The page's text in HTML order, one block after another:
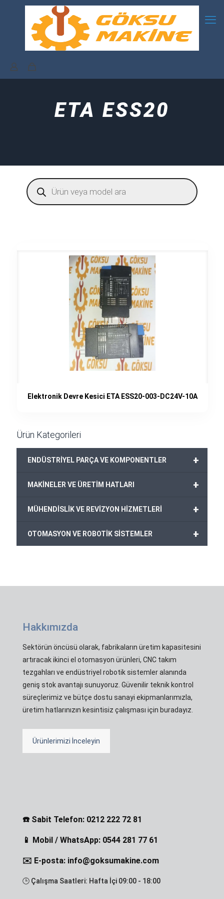
ETA ESS20
Products
search
Elektronik Devre Kesici ETA ESS20-003-DC24V-10A
Ürün Kategorileri
+
ENDÜSTRİYEL PARÇA VE KOMPONENTLER
+
MAKİNELER VE ÜRETİM HATLARI
+
MÜHENDİSLİK VE REVİZYON HİZMETLERİ
+
OTOMASYON VE ROBOTİK SİSTEMLER
Hakkımızda
Sektörün öncüsü olarak, fabrikaların üretim kapasitesini
artıracak ikinci el otomasyon ürünleri, CNC takım
tezgahları ve endüstriyel robotik sistemler alanında
geniş stok avantajı sunuyoruz. Güvenilir teknik kontrol
süreçlerimiz ve bütçe dostu sanayi ekipmanlarımızla,
üretim hatlarınızın kesintisiz çalışması için buradayız.
Ürünlerimizi İnceleyin
☎️ Sabit Telefon: 0212 222 72 81
📱 Mobil / WhatsApp: 0544 281 77 61
✉️ E-posta: info@goksumakine.com
🕒 Çalışma Saatleri: Hafta İçi 09:00 - 18:00